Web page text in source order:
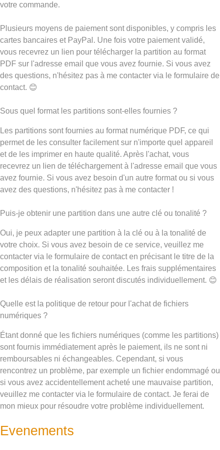
votre commande.
Plusieurs moyens de paiement sont disponibles, y compris les
cartes bancaires et PayPal. Une fois votre paiement validé,
vous recevrez un lien pour télécharger la partition au format
PDF sur l'adresse email que vous avez fournie. Si vous avez
des questions, n'hésitez pas à me contacter via le formulaire de
contact. 😊
Sous quel format les partitions sont-elles fournies ?
Les partitions sont fournies au format numérique PDF, ce qui
permet de les consulter facilement sur n'importe quel appareil
et de les imprimer en haute qualité. Après l'achat, vous
recevrez un lien de téléchargement à l'adresse email que vous
avez fournie. Si vous avez besoin d'un autre format ou si vous
avez des questions, n'hésitez pas à me contacter !
Puis-je obtenir une partition dans une autre clé ou tonalité ?
Oui, je peux adapter une partition à la clé ou à la tonalité de
votre choix. Si vous avez besoin de ce service, veuillez me
contacter via le formulaire de contact en précisant le titre de la
composition et la tonalité souhaitée. Les frais supplémentaires
et les délais de réalisation seront discutés individuellement. 😊
Quelle est la politique de retour pour l'achat de fichiers
numériques ?
Étant donné que les fichiers numériques (comme les partitions)
sont fournis immédiatement après le paiement, ils ne sont ni
remboursables ni échangeables. Cependant, si vous
rencontrez un problème, par exemple un fichier endommagé ou
si vous avez accidentellement acheté une mauvaise partition,
veuillez me contacter via le formulaire de contact. Je ferai de
mon mieux pour résoudre votre problème individuellement.
Evenements